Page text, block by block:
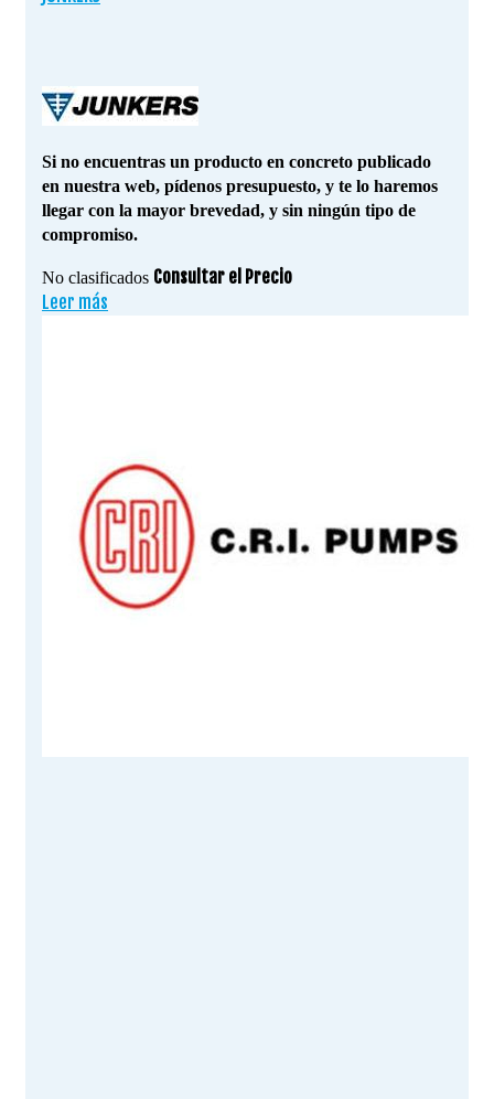
Si no encuentras un producto en concreto publicado
en nuestra web, pídenos presupuesto, y te lo haremos
llegar con la mayor brevedad, y sin ningún tipo de
compromiso.
No clasificados Consultar el Precio
Leer más